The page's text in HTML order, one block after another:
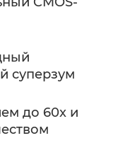
суперзум
до 60x и